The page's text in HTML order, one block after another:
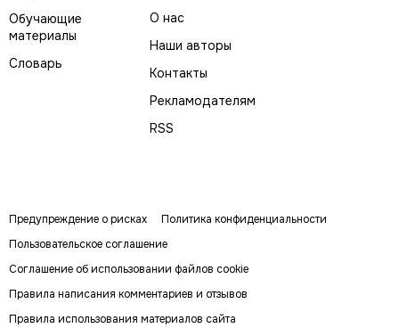
Обучающие
материалы
Словарь
О нас
Наши авторы
Контакты
Рекламодателям
RSS
Предупреждение о рисках
Политика конфиденциальности
Пользовательское соглашение
Соглашение об использовании файлов cookie
Правила написания комментариев и отзывов
Правила использования материалов сайта